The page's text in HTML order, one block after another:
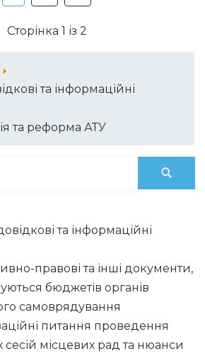
Сторінка 1 із 2
та інформаційні
та реформа АТУ
та інформаційні
правові та інші документи,
бюджетів органів
самоврядування
питання проведення
місцевих рад та нюанси